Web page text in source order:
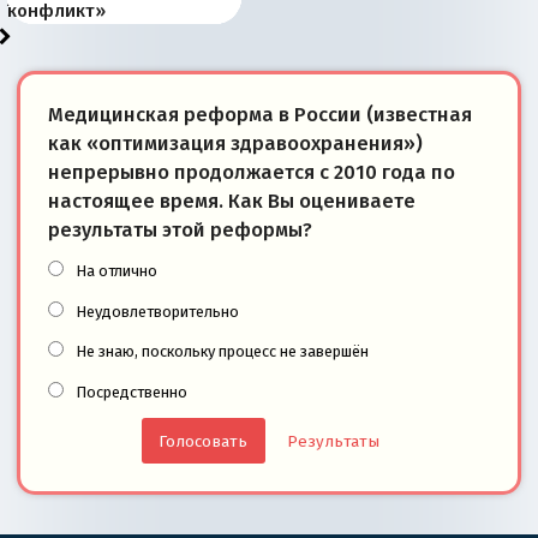
конфликт»
Медицинская реформа в России (известная
как «оптимизация здравоохранения»)
непрерывно продолжается с 2010 года по
настоящее время. Как Вы оцениваете
результаты этой реформы?
На отлично
Неудовлетворительно
Не знаю, поскольку процесс не завершён
Посредственно
Результаты